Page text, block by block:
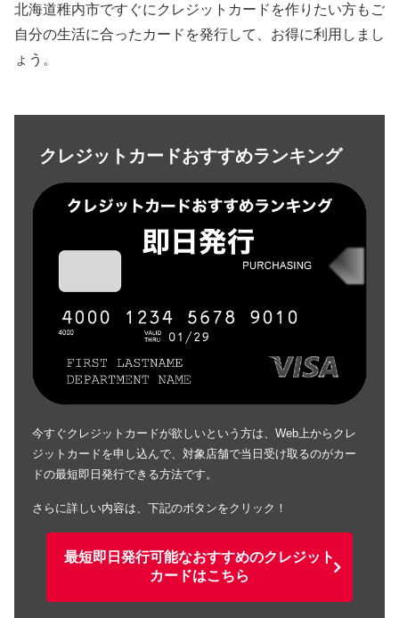
北海道稚内市ですぐにクレジットカードを作りたい方もご
自分の生活に合ったカードを発行して、お得に利用しまし
ょう。
クレジットカードおすすめランキング
今すぐクレジットカードが欲しいという方は、Web上からクレ
ジットカードを申し込んで、対象店舗で当日受け取るのがカー
ドの最短即日発行できる方法です。
さらに詳しい内容は、下記のボタンをクリック！
最短即日発行可能なおすすめのクレジット
カードはこちら